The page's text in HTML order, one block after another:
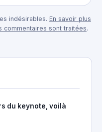
indésirables. En savoir plus
commentaires sont traitées.
du keynote, voilà